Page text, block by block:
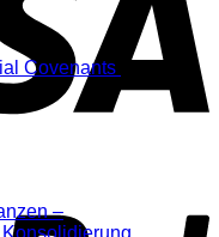
Covenants